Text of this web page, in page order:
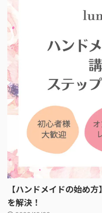
【ハンドメイドの始め
を解決！